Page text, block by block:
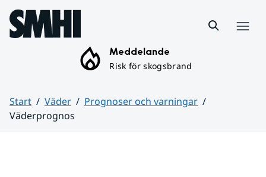
Hoppa till sidans innehåll
Meddelande
Risk för skogsbrand
Start Väder
Prognoser och varningar
Väderprognos